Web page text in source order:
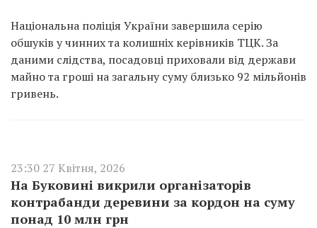
Національна поліція України завершила серію
обшуків у чинних та колишніх керівників ТЦК. За
даними слідства, посадовці приховали від держави
майно та гроші на загальну суму близько 92 мільйонів
гривень.
23:30 27 Квітня, 2026
На Буковині викрили організаторів
контрабанди деревини за кордон на суму
понад 10 млн грн